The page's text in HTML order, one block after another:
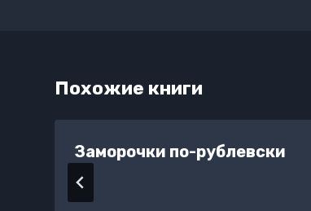
Похожие книги
Заморочки по-рублевски